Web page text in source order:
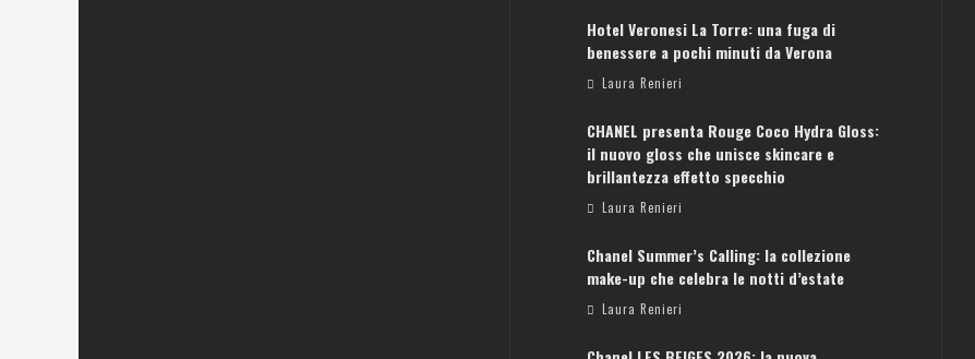
Hotel Veronesi La Torre: una fuga di
benessere a pochi minuti da Verona
Laura Renieri
CHANEL presenta Rouge Coco Hydra Gloss:
il nuovo gloss che unisce skincare e
brillantezza effetto specchio
Laura Renieri
Chanel Summer’s Calling: la collezione
make-up che celebra le notti d’estate
Laura Renieri